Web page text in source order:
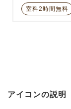
室料2時間無料
アイコンの説明